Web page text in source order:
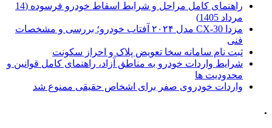
راهنمای کامل مراحل و شرایط اسقاط خودرو فرسوده (14
مرداد 1405)
مزدا CX-30 مدل ۲۰۲۴ آفتاب خودرو؛ بررسی و مشخصات
فنی
ثبت نام سامانه سخا تعویض پلاک و احراز سکونت
شرایط واردات خودرو به مناطق آزاد، راهنمای کامل قوانین و
محدودیت ها
واردات خودروی صفر برای اشخاص حقیقی ممنوع شد
.